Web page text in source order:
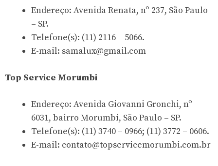
Endereço: Avenida Renata, nº 237, São Paulo
– SP.
Telefone(s): (11) 2116 – 5066.
E-mail: samalux@gmail.com
Top Service Morumbi
Endereço: Avenida Giovanni Gronchi, nº
6031, bairro Morumbi, São Paulo – SP.
Telefone(s): (11) 3740 – 0966; (11) 3772 – 0606.
E-mail: contato@topservicemorumbi.com.br